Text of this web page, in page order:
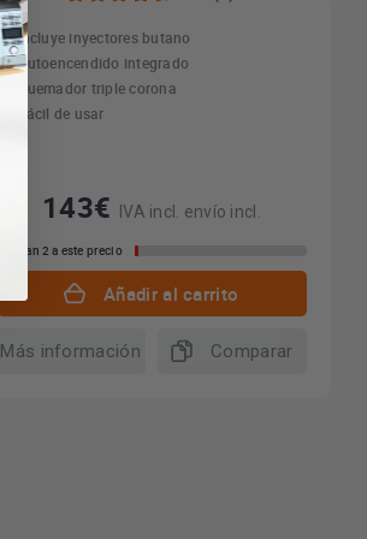
Incluye inyectores butano
Autoencendido integrado
Quemador triple corona
Fácil de usar
143€ IVA incl. envío incl.
Quedan 2 a este precio
Añadir al carrito
Más información Comparar